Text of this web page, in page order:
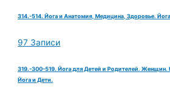
314.-514. Йога и Анатомия, Медицина, Здоровье.
97 Записи
319.-300-519. Йога для Детей и Родителей.
Йога и Дети.